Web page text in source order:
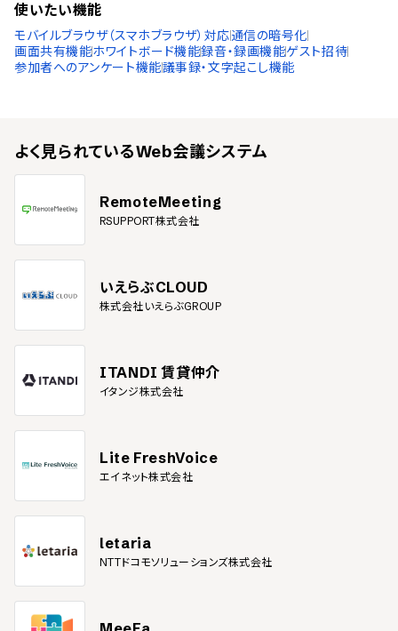
使いたい機能
モバイルブラウザ（スマホブラウザ）対応通信の暗号化
画面共有機能ホワイトボード機能録音・録画機能ゲスト招待
参加者へのアンケート機能議事録・文字起こし機能
よく見られているWeb会議システム
RemoteMeeting
RSUPPORT株式会社
いえらぶCLOUD
株式会社いえらぶGROUP
ITANDI 賃貸仲介
イタンジ株式会社
Lite FreshVoice
エイネット株式会社
letaria
NTTドコモソリューションズ株式会社